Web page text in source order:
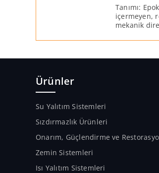
Tanımı:
içermeyen,
mekanik
Ürünler
Su Yalıtım Sistemleri
Sızdırmazlık Ürünleri
Onarım, Güçlendirme ve
Zemin Sistemleri
Isı Yalıtım Sistemleri